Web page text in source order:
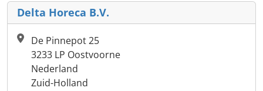
Delta Horeca B.V.
De Pinnepot 25
3233 LP Oostvoorne
Nederland
Zuid-Holland